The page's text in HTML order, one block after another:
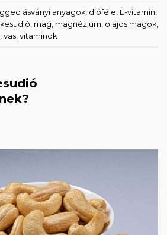
ásványi anyagok dióféle E-vitamin
kesudió mag magnézium olajos magok
vas vitaminok